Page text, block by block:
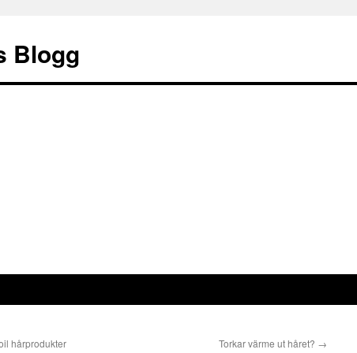
Blogg
hårprodukter Torkar värme ut håret? →